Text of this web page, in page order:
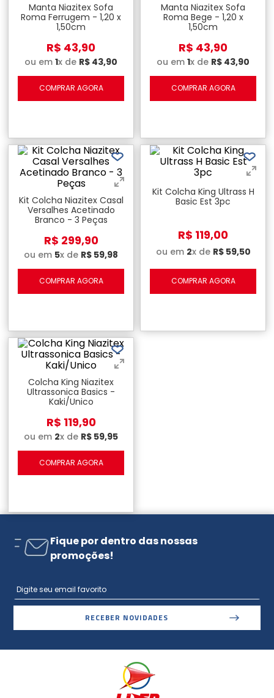
Manta Niazitex Sofa
Roma Ferrugem - 1,20 x
1,50cm
R$ 43,90
ou em 1x de R$ 43,90
COMPRAR AGORA
Manta Niazitex Sofa
Roma Bege - 1,20 x
1,50cm
R$ 43,90
ou em 1x de R$ 43,90
COMPRAR AGORA
Kit Colcha Niazitex Casal
Versalhes Acetinado
Branco - 3 Peças
R$ 299,90
ou em 5x de R$ 59,98
COMPRAR AGORA
Kit Colcha King Ultrass H
Basic Est 3pc
R$ 119,00
ou em 2x de R$ 59,50
COMPRAR AGORA
Colcha King Niazitex
Ultrassonica Basics -
Kaki/Unico
R$ 119,90
ou em 2x de R$ 59,95
COMPRAR AGORA
Fique por dentro das nossas
promoções!
RECEBER NOVIDADES